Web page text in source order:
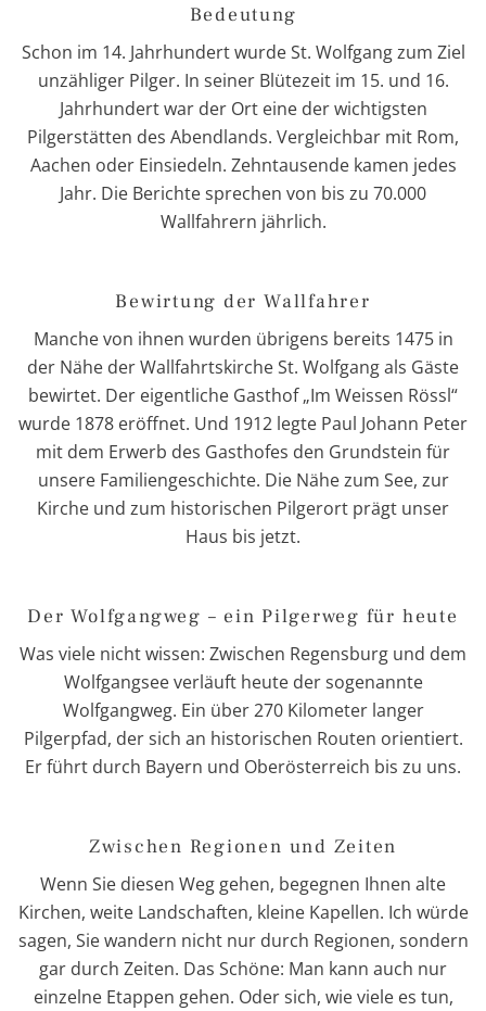
Bedeutung
Schon im 14. Jahrhundert wurde St. Wolfgang zum Ziel
unzähliger Pilger. In seiner Blütezeit im 15. und 16.
Jahrhundert war der Ort eine der wichtigsten
Pilgerstätten des Abendlands. Vergleichbar mit Rom,
Aachen oder Einsiedeln. Zehntausende kamen jedes
Jahr. Die Berichte sprechen von bis zu 70.000
Wallfahrern jährlich.
Bewirtung der Wallfahrer
Manche von ihnen wurden übrigens bereits 1475 in
der Nähe der Wallfahrtskirche St. Wolfgang als Gäste
bewirtet. Der eigentliche Gasthof „Im Weissen Rössl“
wurde 1878 eröffnet. Und 1912 legte Paul Johann Peter
mit dem Erwerb des Gasthofes den Grundstein für
unsere Familiengeschichte. Die Nähe zum See, zur
Kirche und zum historischen Pilgerort prägt unser
Haus bis jetzt.
Der Wolfgangweg – ein Pilgerweg für heute
Was viele nicht wissen: Zwischen Regensburg und dem
Wolfgangsee verläuft heute der sogenannte
Wolfgangweg. Ein über 270 Kilometer langer
Pilgerpfad, der sich an historischen Routen orientiert.
Er führt durch Bayern und Oberösterreich bis zu uns.
Zwischen Regionen und Zeiten
Wenn Sie diesen Weg gehen, begegnen Ihnen alte
Kirchen, weite Landschaften, kleine Kapellen. Ich würde
sagen, Sie wandern nicht nur durch Regionen, sondern
gar durch Zeiten. Das Schöne: Man kann auch nur
einzelne Etappen gehen. Oder sich, wie viele es tun,